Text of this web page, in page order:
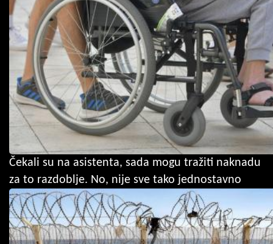
Čekali su na asistenta, sada mogu tražiti naknadu
za to razdoblje. No, nije sve tako jednostavno